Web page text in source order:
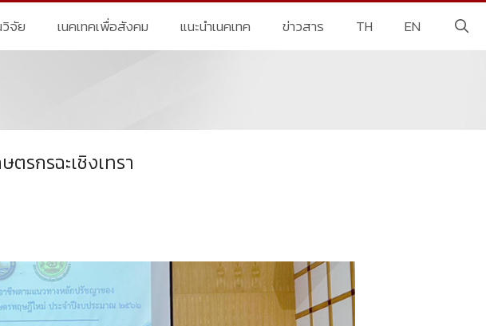
จัย เนคเทคเพื่อสังคม แนะนำเนคเทค ข่าวสาร TH EN
รกรฉะเชิงเทรา